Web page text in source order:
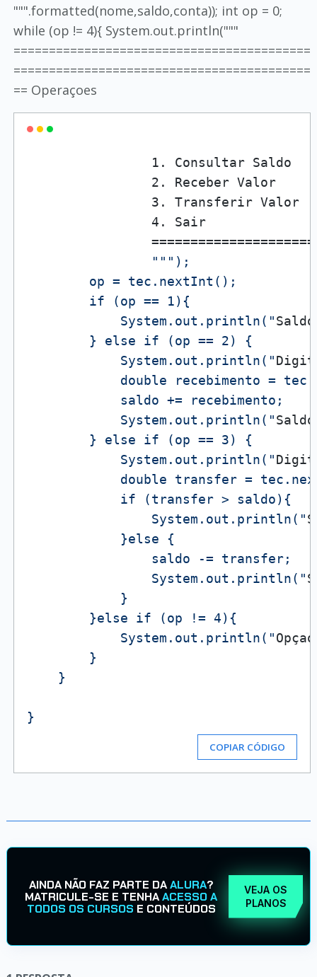
""".formatted(nome,saldo,conta)); int op = 0;
while (op != 4){ System.out.println("""
==========================================
==========================================
== Operaçoes
                1. Consultar Saldo
                2. Receber Valor
                3. Transferir Valor
                4. Sair
"" ");
        op = tec.nextInt();
        if (op == 1){
            System.out.println("
        } else if (op == 2) {
            System.out.println("
double recebimento =
            saldo += recebimento;
            System.out.println("
        } else if (op == 3) {
            System.out.println("
double transfer =
            if (transfer > saldo){
                System.out.println("
            }else {
                saldo -= transfer;
                System.out.println("
            }
        }else if (op != 4){
            System.out.println("
        }
    }
COPIAR CÓDIGO
AINDA NÃO FAZ PARTE DAALURA?
MATRICULE-SE E TENHAACESSO A
TODOS OS CURSOS E CONTEÚDOS
VEJA OS
PLANOS